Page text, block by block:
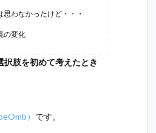
わなかったけど・・・
の変化
択肢を初めて考えたとき
） です。